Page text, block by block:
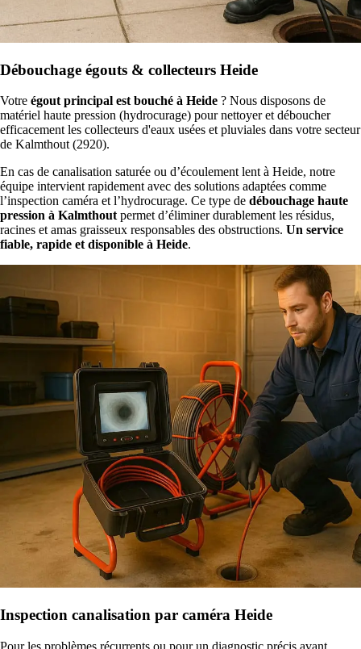
Débouchage égouts & collecteurs Heide
Votre égout principal est bouché à Heide ? Nous disposons de
matériel haute pression (hydrocurage) pour nettoyer et déboucher
efficacement les collecteurs d'eaux usées et pluviales dans votre secteur
de Kalmthout (2920).
En cas de canalisation saturée ou d’écoulement lent à Heide, notre
équipe intervient rapidement avec des solutions adaptées comme
l’inspection caméra et l’hydrocurage. Ce type de débouchage haute
pression à Kalmthout permet d’éliminer durablement les résidus,
racines et amas graisseux responsables des obstructions. Un service
fiable, rapide et disponible à Heide.
Inspection canalisation par caméra Heide
Pour les problèmes récurrents ou pour un diagnostic précis avant